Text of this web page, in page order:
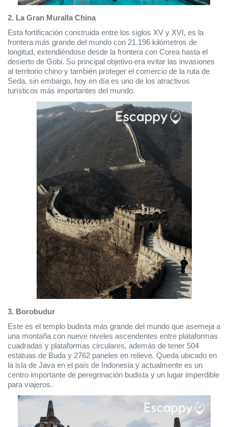
2. La Gran Muralla China
Esta fortificación construida entre los siglos XV y XVI, es la
frontera más grande del mundo con 21.196 kilómetros de
longitud, extendiéndose desde la frontera con Corea hasta el
desierto de Gobi. Su principal objetivo era evitar las invasiones
al territorio chino y también proteger el comercio de la ruta de
Seda, sin embargo, hoy en día es uno de los atractivos
turísticos más importantes del mundo.
3. Borobudur
Este es el templo budista más grande del mundo que asemeja a
una montaña con nueve niveles ascendentes entre plataformas
cuadradas y plataformas circulares, además de tener 504
estatuas de Buda y 2762 paneles en relieve. Queda ubicado en
la isla de Java en el país de Indonesia y actualmente es un
centro importante de peregrinación budista y un lugar imperdible
para viajeros.